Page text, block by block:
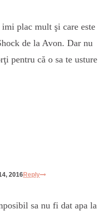
plac mult şi care este
de la Avon. Dar nu
pentru că o sa te usture
2016Reply
sa nu fi dat apa la